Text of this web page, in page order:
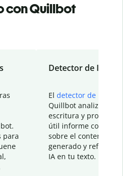
con Quillbot
para
Detector de IA
El detector de IA
Quillbot analiza tu
escritura y
útil informe con
sobre el contenido
generado y refinado
IA en tu texto.